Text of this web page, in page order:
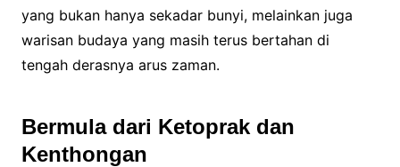
yang bukan hanya sekadar bunyi, melainkan juga
warisan budaya yang masih terus bertahan di
tengah derasnya arus zaman.
Bermula dari Ketoprak dan
Kenthongan